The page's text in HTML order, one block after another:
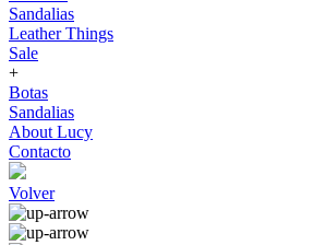
Sandalias
Leather Things
Sale
+
Botas
Sandalias
About Lucy
Contacto
Volver